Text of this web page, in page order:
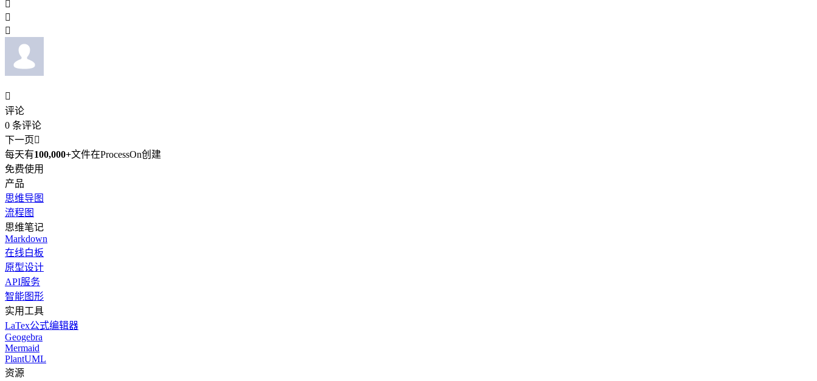




评论
0 条评论
下一页
每天有100,000+文件在ProcessOn创建
免费使用
产品
思维导图
流程图
思维笔记
Markdown
在线白板
原型设计
API服务
智能图形
实用工具
LaTex公式编辑器
Geogebra
Mermaid
PlantUML
资源